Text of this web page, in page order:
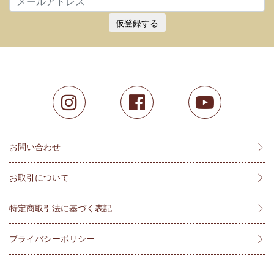
仮登録する
お問い合わせ
お取引について
特定商取引法に基づく表記
プライバシーポリシー